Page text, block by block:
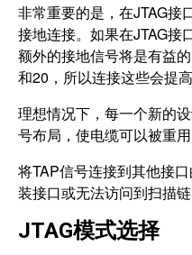
非常重要的是，在JTAG接
接地连接。如果在JTAG接
额外的接地信号将是有益
和20，所以连接这些会提
理想情况下，每一个新的
号布局，使电缆可以被重用
将TAP信号连接到其他接
装接口或无法访问到扫描链
JTAG模式选择